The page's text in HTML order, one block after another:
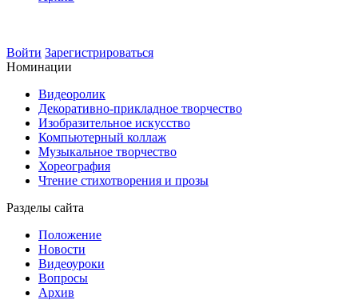
Войти Зарегистрироваться
Номинации
Видеоролик
Декоративно-прикладное творчество
Изобразительное искусство
Компьютерный коллаж
Музыкальное творчество
Хореография
Чтение стихотворения и прозы
Разделы сайта
Положение
Новости
Видеоуроки
Вопросы
Архив